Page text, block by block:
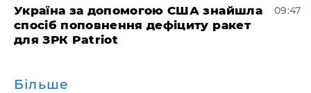
Україна за допомогою США знайшла
спосіб поповнення дефіциту ракет
для ЗРК Patriot
09:47
Більше